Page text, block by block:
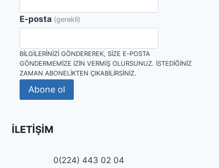
E-posta (gerekli)
BILGILERINIZI GÖNDEREREK, SIZE E-POSTA
GÖNDERMEMIZE IZIN VERMIŞ OLURSUNUZ. İSTEDIĞINIZ
ZAMAN ABONELIKTEN ÇIKABILIRSINIZ.
Abone ol
İLETIŞIM
0(224) 443 02 04